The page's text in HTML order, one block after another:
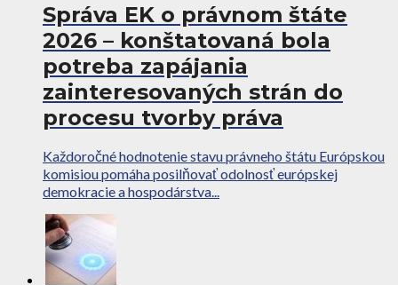
Správa EK o právnom štáte
2026 – konštatovaná bola
potreba zapájania
zainteresovaných strán do
procesu tvorby práva
Každoročné hodnotenie stavu právneho štátu Európskou
komisiou pomáha posilňovať odolnosť európskej
demokracie a hospodárstva...